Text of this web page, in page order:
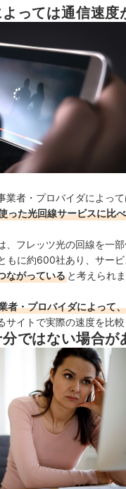
っては通信速度
業者・プロバイダによっ
った光回線サービスに比
、フレッツ光の回線を一
もに約600社あり、サービ
ながっている と考えられま
者・プロバイダによって
サイトで実際の速度を比
ではない場合が